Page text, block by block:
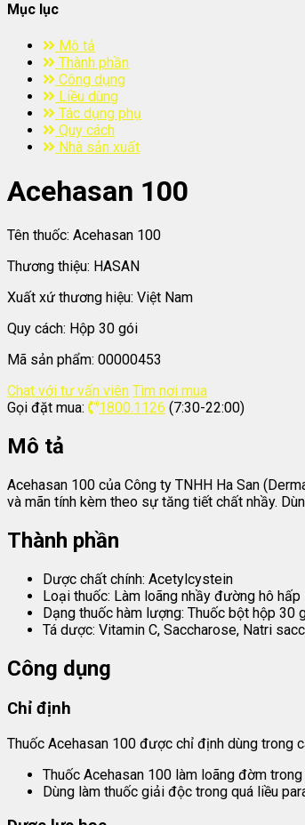
Mục lục
Mô tả
Thành phần
Công dụng
Liều dùng
Tác dụng phụ
Quy cách
Nhà sản xuất
Acehasan 100
Tên thuốc: Acehasan 100
Thương thiệu: HASAN
Xuất xứ thương hiệu: Việt Nam
Quy cách: Hộp 30 gói
Mã sản phẩm: 00000453
Chat với tư vấn viên Tìm nơi mua
Gọi đặt mua:
1800.1126 (7:30-22:00)
Mô tả
Acehasan 100 của Công ty TNHH Ha San
và mãn tính kèm theo sự tăng tiết chất nhầy.
Thành phần
Dược chất chính: Acetylcystein
Loại thuốc: Làm loãng nhầy đường hô hấp
Dạng thuốc hàm lượng: Thuốc bột hộp 30
Tá dược: Vitamin C, Saccharose, Natri
Công dụng
Chỉ định
Thuốc Acehasan 100 được chỉ định dùng trong
Thuốc Acehasan 100 làm loãng đờm
Dùng làm thuốc giải độc trong quá liều